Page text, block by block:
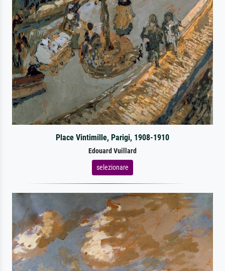
Place Vintimille, Parigi, 1908-1910
Edouard Vuillard
selezionare